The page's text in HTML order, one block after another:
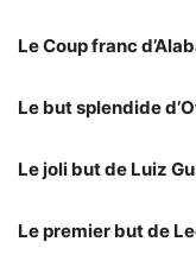
Le Coup franc
Le but splendide
Le joli but de Luiz
Le premier but de